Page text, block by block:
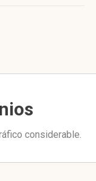
considerable.